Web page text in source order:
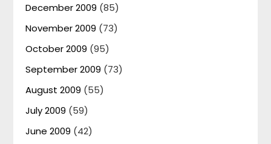
December 2009 (85)
November 2009 (73)
October 2009 (95)
September 2009 (73)
August 2009 (55)
July 2009 (59)
June 2009 (42)